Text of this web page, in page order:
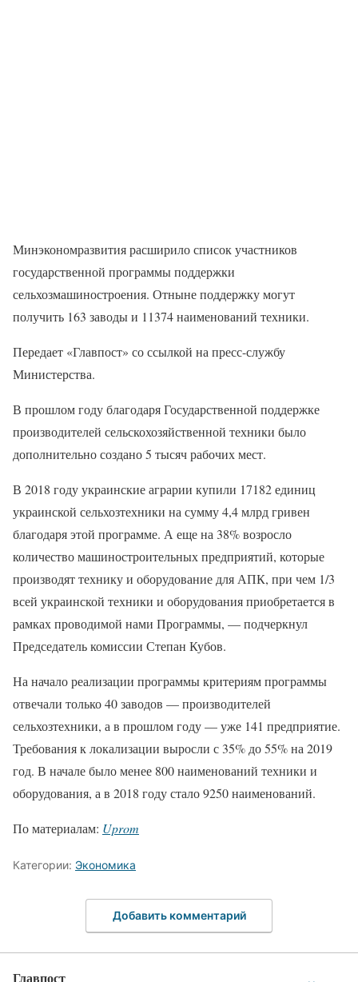
Минэкономразвития расширило список участников
государственной программы поддержки
сельхозмашиностроения. Отныне поддержку могут
получить 163 заводы и 11374 наименований техники.
Передает «Главпост» со ссылкой на пресс-службу
Министерства.
В прошлом году благодаря Государственной поддержке
производителей сельскохозяйственной техники было
дополнительно создано 5 тысяч рабочих мест.
В 2018 году украинские аграрии купили 17182 единиц
украинской сельхозтехники на сумму 4,4 млрд гривен
благодаря этой программе. А еще на 38% возросло
количество машиностроительных предприятий, которые
производят технику и оборудование для АПК, при чем 1/3
всей украинской техники и оборудования приобретается в
рамках проводимой нами Программы, — подчеркнул
Председатель комиссии Степан Кубов.
На начало реализации программы критериям программы
отвечали только 40 заводов — производителей
сельхозтехники, а в прошлом году — уже 141 предприятие.
Требования к локализации выросли с 35% до 55% на 2019
год. В начале было менее 800 наименований техники и
оборудования, а в 2018 году стало 9250 наименований.
По материалам: Uprom
Категории: Экономика
Добавить комментарий
Главпост